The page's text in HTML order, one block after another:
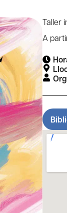
Taller
A